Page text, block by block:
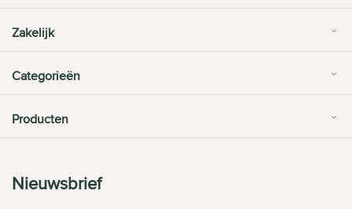
Zakelijk
Categorieën
Producten
Nieuwsbrief